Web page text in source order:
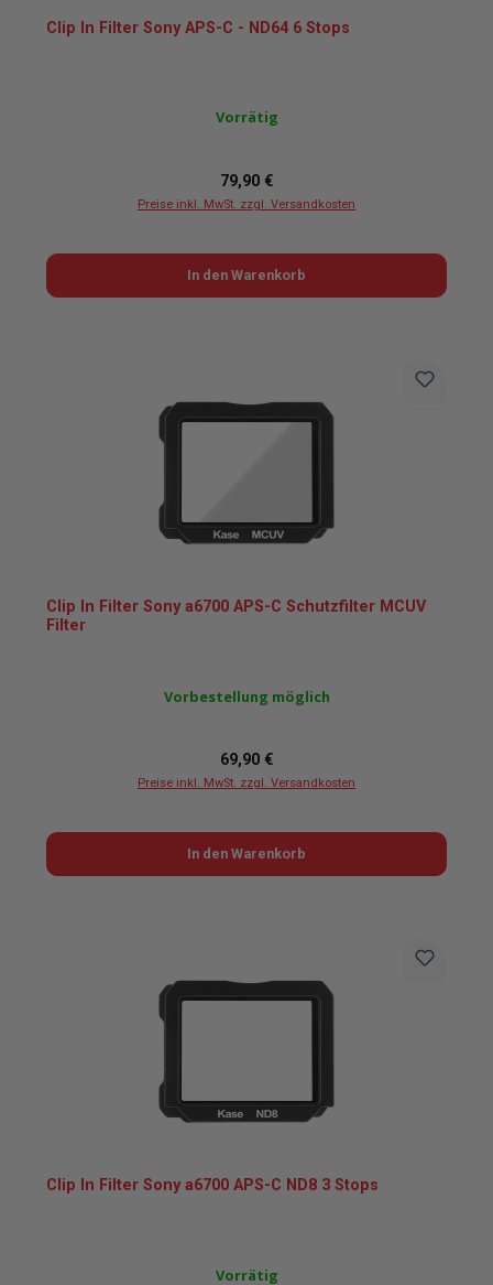
Clip In Filter Sony APS-C - ND64 6 Stops
Vorrätig
Regulärer Preis:
79,90 €
Preise inkl. MwSt. zzgl. Versandkosten
In den Warenkorb
Clip In Filter Sony a6700 APS-C Schutzfilter MCUV
Filter
Vorbestellung möglich
Regulärer Preis:
69,90 €
Preise inkl. MwSt. zzgl. Versandkosten
In den Warenkorb
Clip In Filter Sony a6700 APS-C ND8 3 Stops
Vorrätig